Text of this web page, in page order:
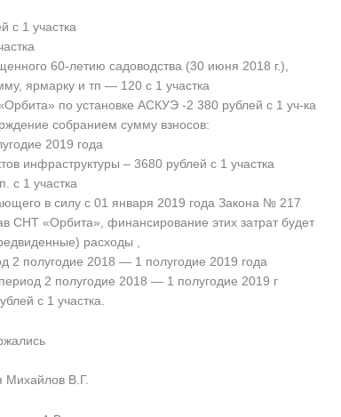
с 1 участка
60-летию садоводства (30 июня 2018 г.),
ярмарку и тп — 120 с 1 участка
по установке АСКУЭ -2 380 рублей с 1 уч-ка
собранием сумму взносов:
2019 года
инфраструктуры – 3680 рублей с 1 участка
с 1 участка
в силу с 01 января 2019 года Закона № 217
СНТ «Орбита», финансирование этих затрат будет
расходы ,
2 полугодие 2018 — 1 полугодие 2019 года
2 полугодие 2018 — 1 полугодие 2019 г
с 1 участка.
Михайлов В.Г.